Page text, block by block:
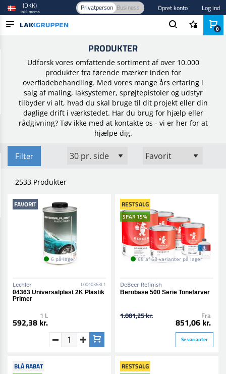
MÆRKER
BLOG
(DKK)
inkl. moms Privatperson Business Opret konto Log ind
PRODUKTER
Udforsk vores omfattende sortiment af over 10.000
produkter fra førende mærker inden for
overfladebehandling. Med vores mange års erfaring i
salg af maling, laksystemer, sprøjtepistoler og udstyr
tilbyder vi alt, hvad du skal bruge til dit projekt eller din
daglige drift i værkstedet. Har du brug for hjælp eller
rådgivning? Tøv ikke med at kontakte os - vi er her for at
hjælpe dig.
Filter
2533 Produkter
FAVORIT
6 på lager
Lechler L0040363L1
04363 Universalplast 2K Plastik
Primer
1 L
592,38 kr.
RESTSALG
SPAR 15%
68 af 68 varianter på lager
DeBeer Refinish
Berobase 500 Serie Tonefarver
1.001,25 kr. Fra
851,06 kr.
Se varianter
BLÅ RABAT RESTSALG
0